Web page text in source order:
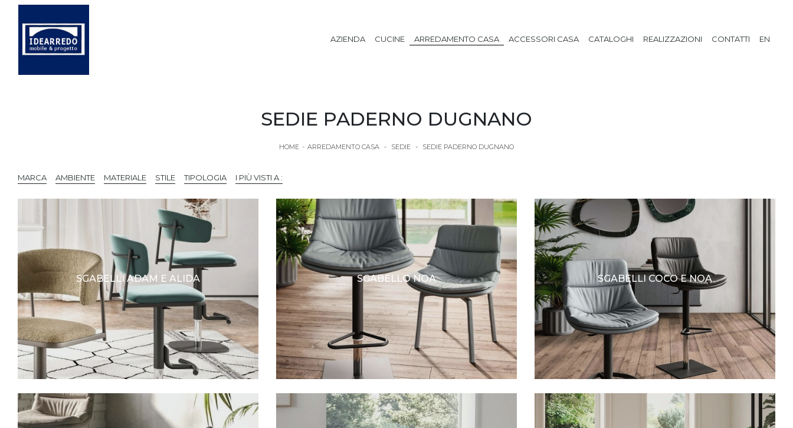
AZIENDA CUCINE ARREDAMENTO CASA ACCESSORI CASA CATALOGHI REALIZZAZIONI CONTATTI EN
SEDIE PADERNO DUGNANO
HOME - ARREDAMENTO CASA - SEDIE - SEDIE PADERNO DUGNANO
MARCA AMBIENTE MATERIALE STILE TIPOLOGIA I PIÙ VISTI A :
SGABELLI ADAM E ALIDA SGABELLO NOA SGABELLI COCO E NOA